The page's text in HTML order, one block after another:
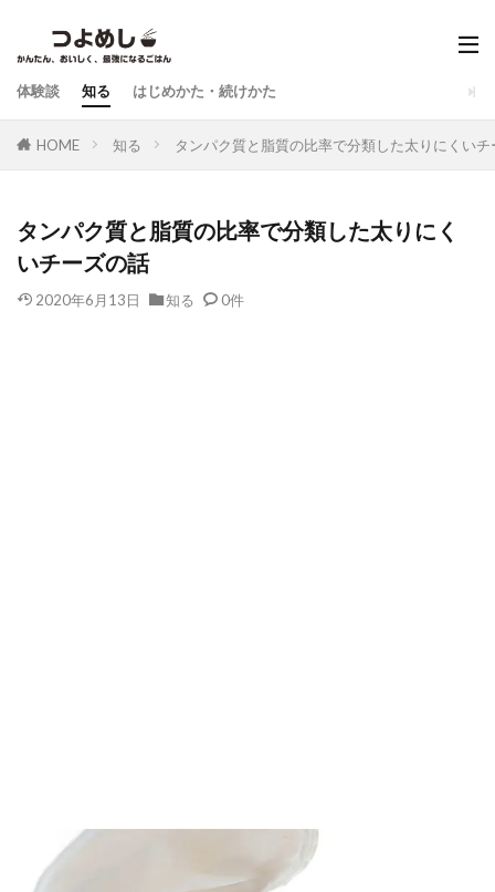
体験談 知る はじめかた・続けかた
HOME 知る タンパク質と脂質の比率で分類した太りにくいチ
タンパク質と脂質の比率で分類した太りにく
いチーズの話
2020年6月13日 知る 0件